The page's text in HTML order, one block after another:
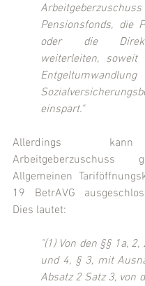
Pensionsfonds, die
oder die
weiterleiten,
Entgeltumwandlung
einspart."
Allerdings
Arbeitgeberzuschuss
Allgemeinen
19 BetrAVG
Dies lautet:
"(1) Von den §§ 1a,
und 4, § 3, mit
Absatz 2 Satz 3, von